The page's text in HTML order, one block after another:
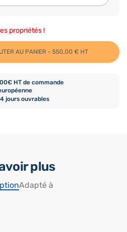
propriétés !
AU PANIER - 550,00 € HT
HT de commande
jours ouvrables
plus
Adapté à